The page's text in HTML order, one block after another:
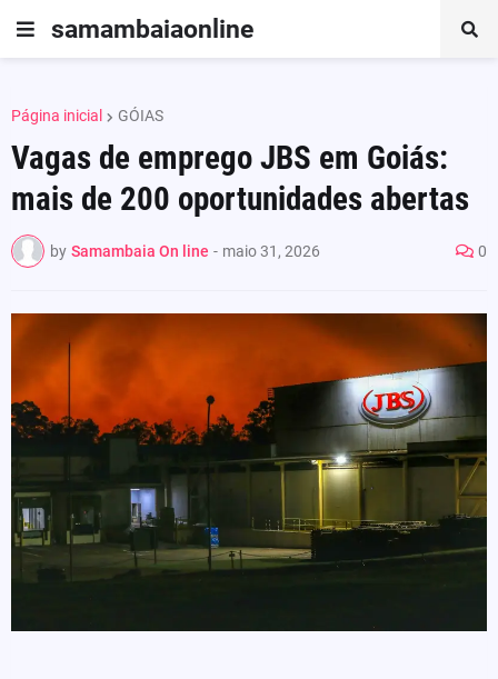
samambaiaonline
Página inicial GÓIAS
Vagas de emprego JBS em Goiás:
mais de 200 oportunidades abertas
by Samambaia On line - maio 31, 2026 0